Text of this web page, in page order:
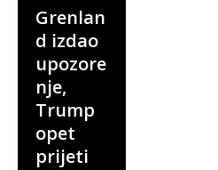
Grenlan
d izdao
upozore
nje,
Trump
opet
prijeti